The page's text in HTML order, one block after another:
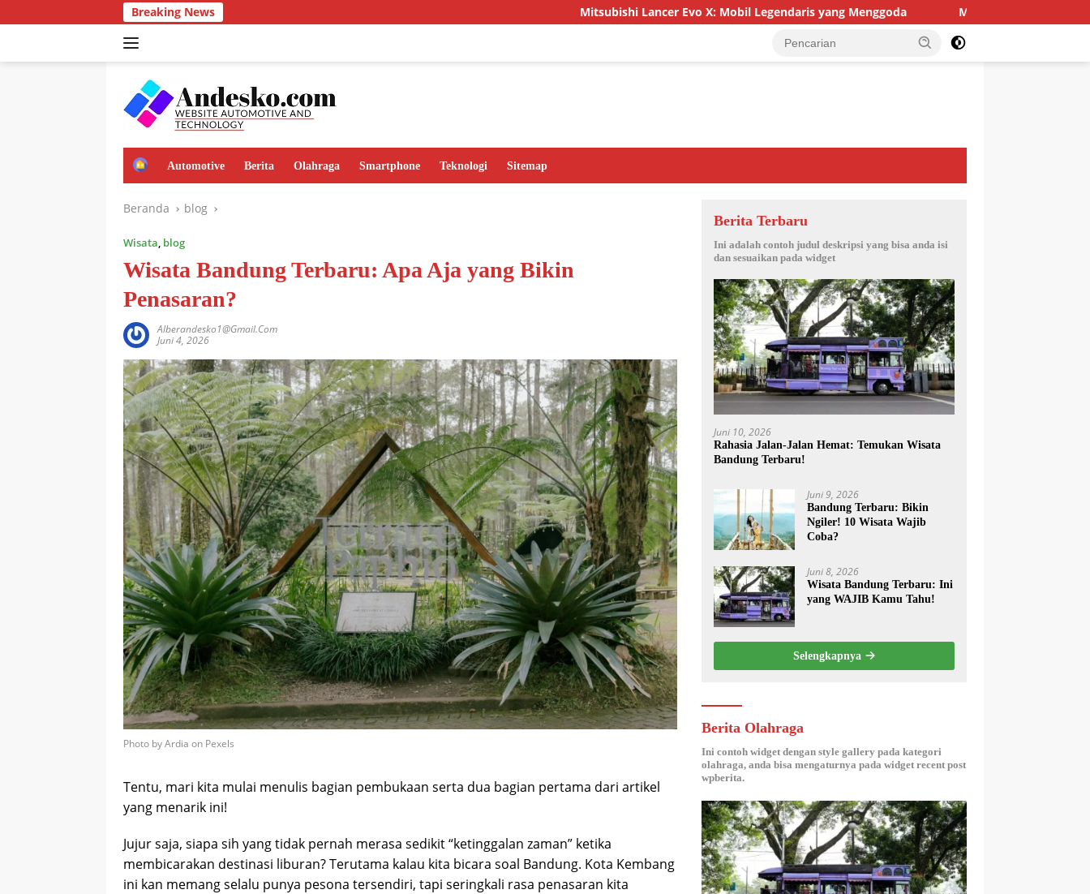
ke
Breaking News Mitsubishi Lancer Evo X: Mobil Legendaris yang Menggoda Mengenal Lebih Dekat Mobil Sport
H
e
Automotive Berita Olahraga Smartphone Teknologi Sitemap
Beranda blog
Wisata, blog
Wisata Bandung Terbaru: Apa Aja yang Bikin
Penasaran?
Alberandesko1@gmail.com
Juni 4, 2026
Photo by Ardia on Pexels
Tentu, mari kita mulai menulis bagian pembukaan serta dua bagian pertama dari artikel
yang menarik ini!
Jujur saja, siapa sih yang tidak pernah merasa sedikit “ketinggalan zaman” ketika
membicarakan destinasi liburan? Terutama kalau kita bicara soal Bandung. Kota Kembang
ini kan memang selalu punya pesona tersendiri, tapi seringkali rasa penasaran kita
Berita Terbaru
Ini adalah contoh judul deskripsi yang bisa anda isi
dan sesuaikan pada widget
Juni 10, 2026
Rahasia Jalan-Jalan Hemat: Temukan Wisata
Bandung Terbaru!
Juni 9, 2026
Bandung Terbaru: Bikin
Ngiler! 10 Wisata Wajib
Coba?
Juni 8, 2026
Wisata Bandung Terbaru: Ini
yang WAJIB Kamu Tahu!
Selengkapnya
Berita Olahraga
Ini contoh widget dengan style gallery pada kategori
olahraga, anda bisa mengaturnya pada widget recent post
wpberita.